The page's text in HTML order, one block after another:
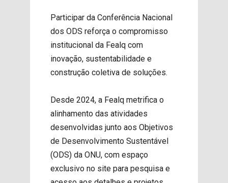
Participar da Conferência Nacional
dos ODS reforça o compromisso
institucional da Fealq com
inovação, sustentabilidade e
construção coletiva de soluções.
Desde 2024, a Fealq metrifica o
alinhamento das atividades
desenvolvidas junto aos Objetivos
de Desenvolvimento Sustentável
(ODS) da ONU, com espaço
exclusivo no site para pesquisa e